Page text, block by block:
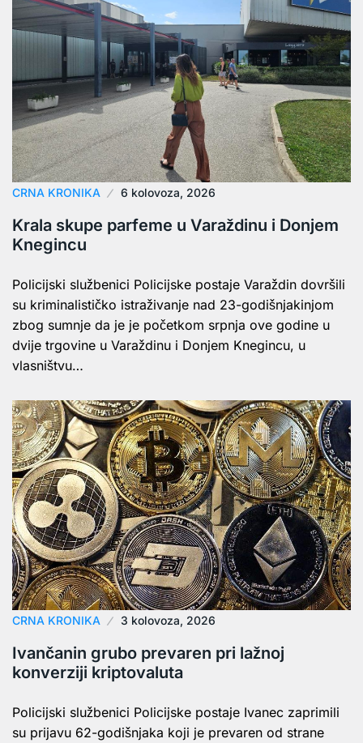
CRNA KRONIKA 6 kolovoza, 2026
Krala skupe parfeme u Varaždinu i Donjem
Knegincu
Policijski službenici Policijske postaje Varaždin dovršili
su kriminalističko istraživanje nad 23-godišnjakinjom
zbog sumnje da je je početkom srpnja ove godine u
dvije trgovine u Varaždinu i Donjem Knegincu, u
vlasništvu…
CRNA KRONIKA 3 kolovoza, 2026
Ivančanin grubo prevaren pri lažnoj
konverziji kriptovaluta
Policijski službenici Policijske postaje Ivanec zaprimili
su prijavu 62-godišnjaka koji je prevaren od strane